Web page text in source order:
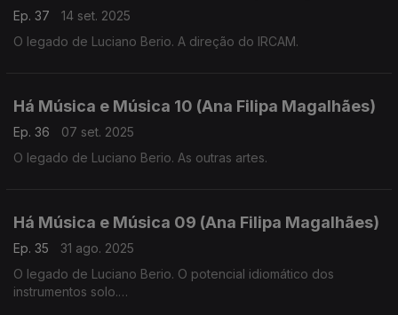
Ep. 37
14 set. 2025
O legado de Luciano Berio. A direção do IRCAM.
Há Música e Música 10 (Ana Filipa Magalhães)
Ep. 36
07 set. 2025
O legado de Luciano Berio. As outras artes.
Há Música e Música 09 (Ana Filipa Magalhães)
Ep. 35
31 ago. 2025
O legado de Luciano Berio. O potencial idiomático dos
instrumentos solo.